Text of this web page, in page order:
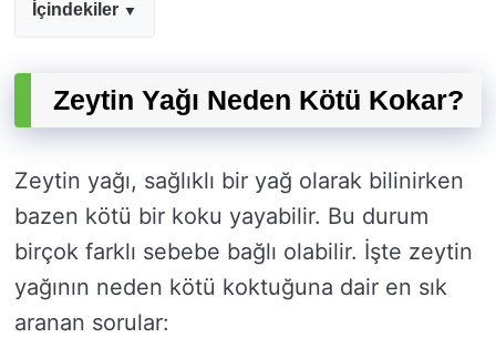
İçindekiler
Zeytin Yağı Neden Kötü Kokar?
Zeytin yağı, sağlıklı bir yağ olarak bilinirken
bazen kötü bir koku yayabilir. Bu durum
birçok farklı sebebe bağlı olabilir. İşte zeytin
yağının neden kötü koktuğuna dair en sık
aranan sorular: